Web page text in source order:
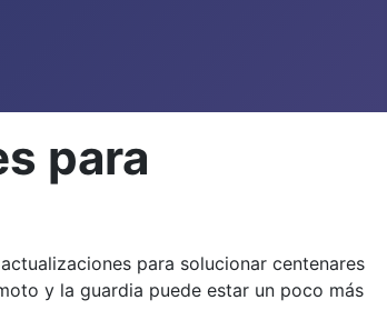
para
para solucionar centenares
y la guardia puede estar un poco más